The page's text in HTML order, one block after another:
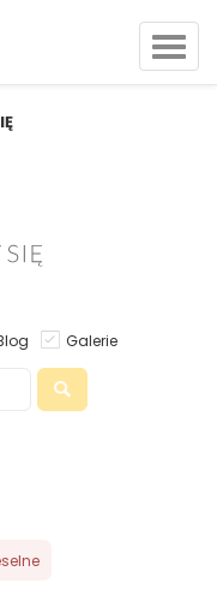
Galerie